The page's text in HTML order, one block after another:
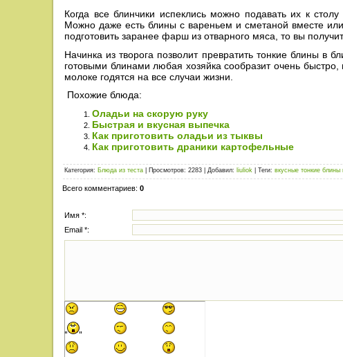
Когда все блинчики испеклись можно подавать их к
Можно даже есть блины с вареньем и сметаной вместе
подготовить заранее фарш из отварного мяса, то вы
Начинка из творога позволит превратить тонкие блины в
готовыми блинами любая хозяйка сообразит очень
молоке годятся на все случаи жизни.
Похожие блюда:
Оладьи на скорую руку
Быстрая и вкусная выпечка
Как приготовить оладьи из тыквы
Как приготовить драники картофельные
Категория: Блюда из теста Просмотров: 2283 | Добавил: liuliok Теги: вкусные тонкие блины
Всего комментариев: 0
Имя *:
Email *: